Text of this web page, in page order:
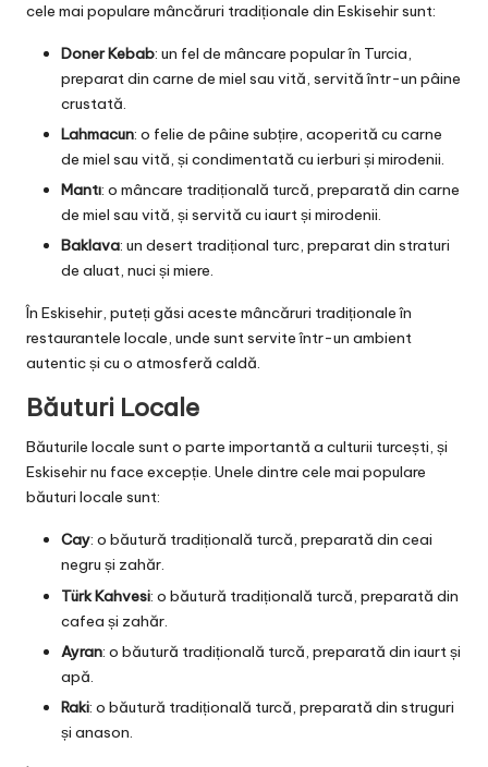
cele mai populare mâncăruri tradiționale din Eskisehir sunt:
Doner Kebab: un fel de mâncare popular în Turcia,
preparat din carne de miel sau vită, servită într-un pâine
crustată.
Lahmacun: o felie de pâine subțire, acoperită cu carne
de miel sau vită, și condimentată cu ierburi și mirodenii.
Mantı: o mâncare tradițională turcă, preparată din carne
de miel sau vită, și servită cu iaurt și mirodenii.
Baklava: un desert tradițional turc, preparat din straturi
de aluat, nuci și miere.
În Eskisehir, puteți găsi aceste mâncăruri tradiționale în
restaurantele locale, unde sunt servite într-un ambient
autentic și cu o atmosferă caldă.
Băuturi Locale
Băuturile locale sunt o parte importantă a culturii turcești, și
Eskisehir nu face excepție. Unele dintre cele mai populare
băuturi locale sunt:
Cay: o băutură tradițională turcă, preparată din ceai
negru și zahăr.
Türk Kahvesi: o băutură tradițională turcă, preparată din
cafea și zahăr.
Ayran: o băutură tradițională turcă, preparată din iaurt și
apă.
Raki: o băutură tradițională turcă, preparată din struguri
și anason.